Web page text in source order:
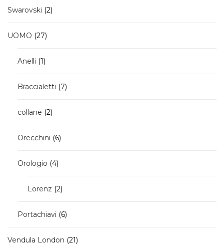
Swarovski 22
UOMO 2727
Anelli 11
Braccialetti 77
collane 22
Orecchini
66
Orologio 44
Lorenz 22
Portachiavi
66
Vendula London 2121